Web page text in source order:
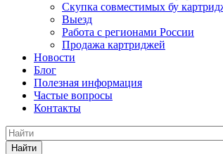
Скупка совместимых бу
Выезд
Работа с регионами России
Продажа картриджей
Новости
Блог
Полезная информация
Частые вопросы
Контакты
Найти